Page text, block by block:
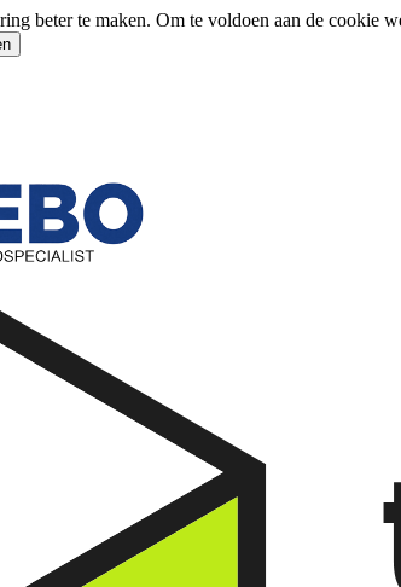
beter te maken. Om te voldoen aan de cookie